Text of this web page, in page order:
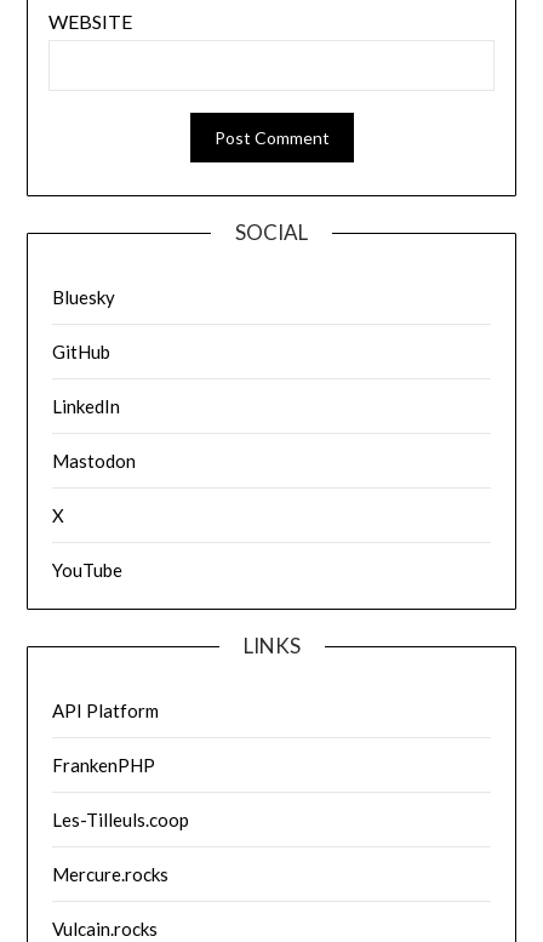
WEBSITE
SOCIAL
Bluesky
GitHub
LinkedIn
Mastodon
X
YouTube
LINKS
API Platform
FrankenPHP
Les-Tilleuls.coop
Mercure.rocks
Vulcain.rocks